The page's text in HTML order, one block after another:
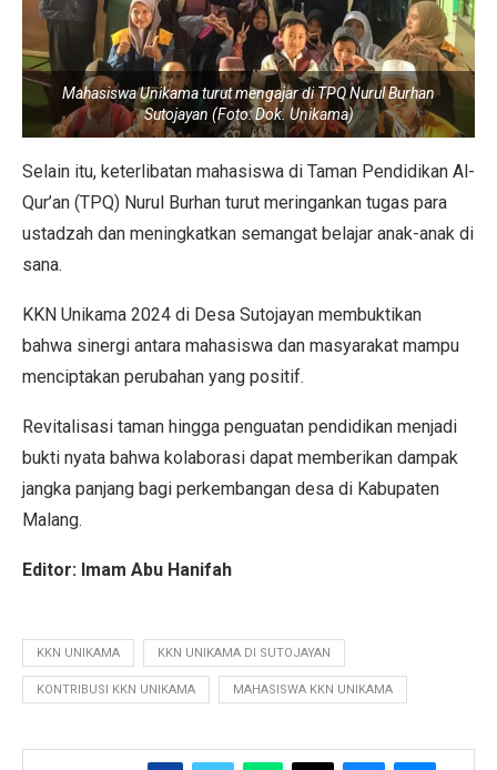
Mahasiswa Unikama turut mengajar di TPQ Nurul Burhan
Sutojayan (Foto: Dok. Unikama)
Selain itu, keterlibatan mahasiswa di Taman Pendidikan Al-
Qur’an (TPQ) Nurul Burhan turut meringankan tugas para
ustadzah dan meningkatkan semangat belajar anak-anak di
sana.
KKN Unikama 2024 di Desa Sutojayan membuktikan
bahwa sinergi antara mahasiswa dan masyarakat mampu
menciptakan perubahan yang positif.
Revitalisasi taman hingga penguatan pendidikan menjadi
bukti nyata bahwa kolaborasi dapat memberikan dampak
jangka panjang bagi perkembangan desa di Kabupaten
Malang.
Editor: Imam Abu Hanifah
KKN UNIKAMA KKN UNIKAMA DI SUTOJAYAN
KONTRIBUSI KKN UNIKAMA MAHASISWA KKN UNIKAMA